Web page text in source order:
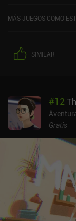
MÁS JUEGOS COMO
SIMILAR
#12
Gratis